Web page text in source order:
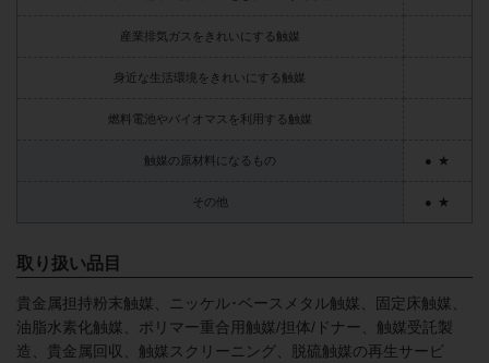
産業排気ガスをきれいにする触媒
身近な生活環境をきれいにする触媒
燃料電池やバイオマスを利用する触媒
触媒の原材料になるもの
その他
● ★
● ★
取り扱い品目
貴金属担持粉末触媒、ニッケル･ベースメタル触媒、固定床触媒、
油脂水素化触媒、ポリマー重合用触媒/担体/ドナー、触媒受託製
造、貴金属回収、触媒スクリーニング、脱硫触媒の再生サービ